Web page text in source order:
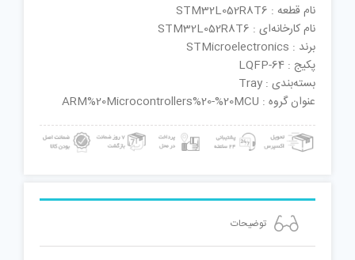
نام قطعه : STM32L052R8T6
نام کارخانه‌ای : STM32L052R8T6
برند : STMicroelectronics
پکیج : LQFP-64
بسته‌بندی : Tray
عنوان گروه : ARM%20Microcontrollers%20-%20MCU
توضیحات